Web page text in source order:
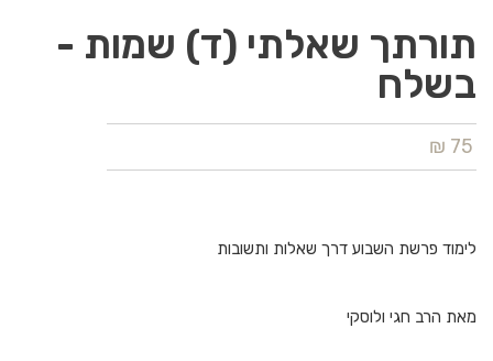
תורתך שאלתי (ד) שמות -
בשלח
75 ₪
לימוד פרשת השבוע דרך שאלות ותשובות
מאת הרב חגי ולוסקי